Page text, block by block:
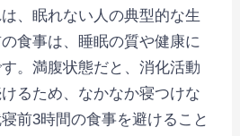
、眠れない人の典型的な生
食事は、睡眠の質や健康に
。満腹状態だと、消化活動
るため、なかなか寝つけな
前3時間の食事を避けること